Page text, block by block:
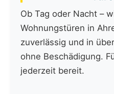
Ob Tag oder Nacht –
Wohnungstüren in
zuverlässig und in
ohne Beschädigung.
jederzeit bereit.